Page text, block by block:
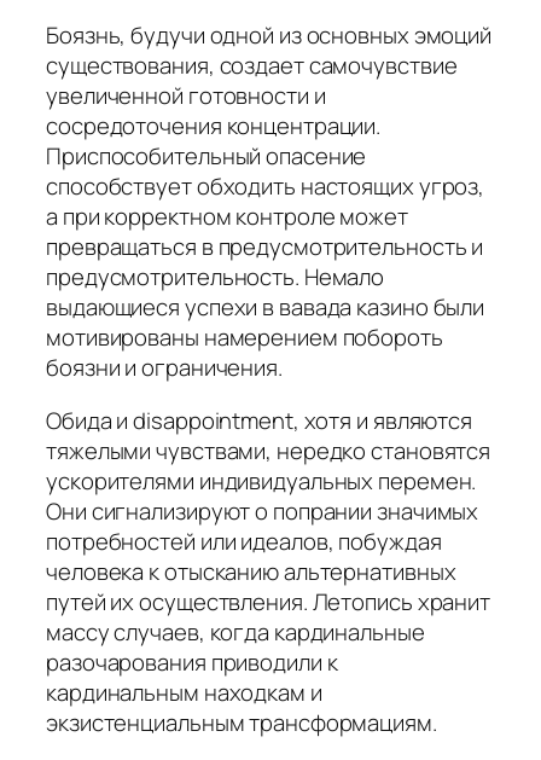
Боязнь, будучи одной из основных эмоций
существования, создает самочувствие
увеличенной готовности и
сосредоточения концентрации.
Приспособительный опасение
способствует обходить настоящих угроз,
а при корректном контроле может
превращаться в предусмотрительность и
предусмотрительность. Немало
выдающиеся успехи в вавада казино были
мотивированы намерением побороть
боязни и ограничения.
Обида и disappointment, хотя и являются
тяжелыми чувствами, нередко становятся
ускорителями индивидуальных перемен.
Они сигнализируют о попрании значимых
потребностей или идеалов, побуждая
человека к отысканию альтернативных
путей их осуществления. Летопись хранит
массу случаев, когда кардинальные
разочарования приводили к
кардинальным находкам и
экзистенциальным трансформациям.